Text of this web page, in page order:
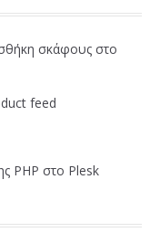
σκάφους στο
feed
PHP στο Plesk